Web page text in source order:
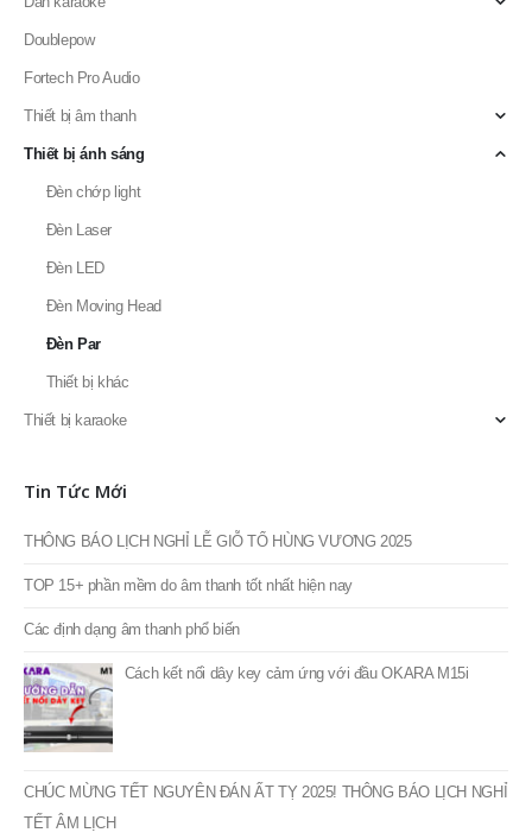
Doublepow
Fortech Pro Audio
Thiết bị âm thanh
Thiết bị ánh sáng
Đèn chớp light
Đèn Laser
Đèn LED
Đèn Moving Head
Đèn Par
Thiết bị khác
Thiết bị karaoke
Tin Tức Mới
THÔNG BÁO LỊCH NGHỈ LỄ GIỖ TỔ HÙNG VƯƠNG 2025
TOP 15+ phần mềm do âm thanh tốt nhất hiện nay
Các định dạng âm thanh phổ biến
Cách kết nối dây key cảm ứng với đầu OKARA M15i
CHÚC MỪNG TẾT NGUYÊN ĐÁN ẤT TỴ 2025! THÔNG BÁO LỊCH NGHỈ
TẾT ÂM LỊCH